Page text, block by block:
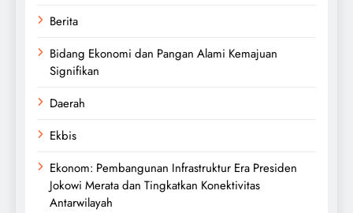
Berita
Bidang Ekonomi dan Pangan Alami Kemajuan
Signifikan
Daerah
Ekbis
Ekonom: Pembangunan Infrastruktur Era Presiden
Jokowi Merata dan Tingkatkan Konektivitas
Antarwilayah